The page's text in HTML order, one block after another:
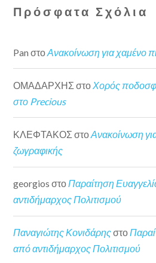
Πρόσφατα Σχόλια
Pan στοΑνακοίνωση για χαμένο
ΟΜΑΔΑΡΧΗΣ στο Χορός
στο Precious
ΚΛΕΦΤΑΚΟΣ στοΑνακοίνωση
ζωγραφικής
georgios στοΠαραίτηση
αντιδήμαρχος Πολιτισμού
Παναγιώτης Κονιδάρηςστο
από αντιδήμαρχος Πολιτισμού